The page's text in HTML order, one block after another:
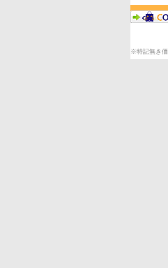
※特記無き価